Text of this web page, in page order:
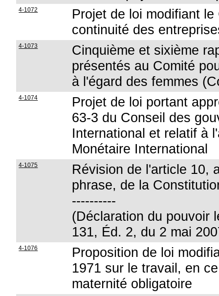
4-1072
Projet de loi modifiant
continuité des
4-1073
Cinquième et sixième
présentés au Comité
à l'égard des femmes
4-1074
Projet de loi portant
63-3 du Conseil des
International et relatif à
Monétaire International
4-1075
Révision de l'article 10,
phrase, de la
----------
(Déclaration du pouvoir
131, Éd. 2, du 2 mai
4-1076
Proposition de loi
1971 sur le travail, en
maternité obligatoire